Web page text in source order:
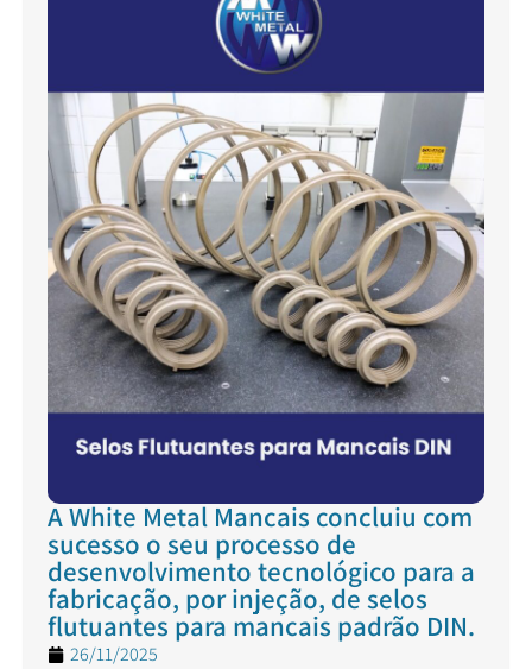
A White Metal Mancais concluiu com
sucesso o seu processo de
desenvolvimento tecnológico para a
fabricação, por injeção, de selos
flutuantes para mancais padrão DIN.
26/11/2025